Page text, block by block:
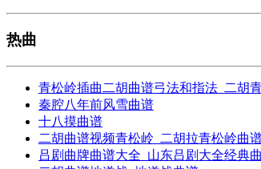
热曲
青松岭插曲二胡曲谱弓法和指法_二胡
秦腔八年前风雪曲谱
十八摸曲谱
二胡曲谱视频青松岭_二胡拉青松岭曲
吕剧曲牌曲谱大全_山东吕剧大全经典